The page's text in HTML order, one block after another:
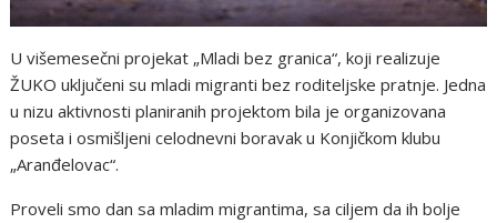
U višemesečni projekat „Mladi bez granica“, koji realizuje
ŽUKO uključeni su mladi migranti bez roditeljske pratnje. Jedna
u nizu aktivnosti planiranih projektom bila je organizovana
poseta i osmišljeni celodnevni boravak u Konjičkom klubu
„Aranđelovac“.
Proveli smo dan sa mladim migrantima, sa ciljem da ih bolje